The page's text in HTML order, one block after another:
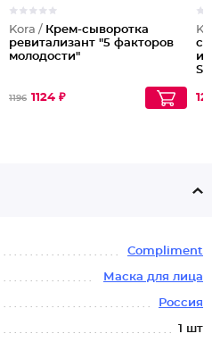
Kora / Крем-сыворотка
ревитализант "5 факторов
молодости"
1196 1124 ₽
и
Compliment
Маска для лица
Россия
1 шт